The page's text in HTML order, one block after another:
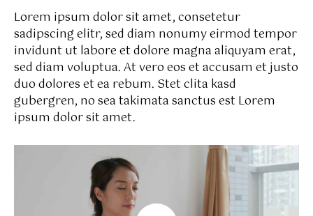
Lorem ipsum dolor sit amet, consetetur
sadipscing elitr, sed diam nonumy eirmod tempor
invidunt ut labore et dolore magna aliquyam erat,
sed diam voluptua. At vero eos et accusam et justo
duo dolores et ea rebum. Stet clita kasd
gubergren, no sea takimata sanctus est Lorem
ipsum dolor sit amet.